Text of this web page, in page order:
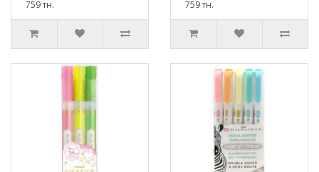
759 тн.
759 тн.